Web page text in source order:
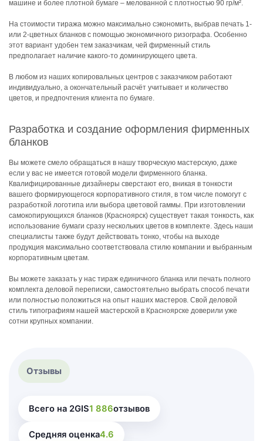
машине и более плотной бумаге – мелованной с плотностью 90 гр/м².
На стоимости тиража можно максимально сэкономить, выбрав печать 1-
или 2-цветных бланков с помощью экономичного ризографа. Особенно
этот вариант удобен тем заказчикам, чей фирменный стиль
предполагает наличие какого-то доминирующего цвета.
В любом из наших копировальных центров с заказчиком работают
индивидуально, а окончательный расчёт учитывает и количество
цветов, и предпочтения клиента по бумаге.
Разработка и создание оформления фирменных
бланков
Вы можете смело обращаться в нашу творческую мастерскую, даже
если у вас не имеется готовой модели фирменного бланка.
Квалифицированные дизайнеры сверстают его, вникая в тонкости
вашего формирующегося корпоративного стиля, в том числе помогут с
разработкой логотипа или выбора цветовой гаммы. При изготовлении
самокопирующихся бланков (Красноярск) существует такая тонкость, как
использование бумаги сразу нескольких цветов в комплекте. Здесь наши
специалисты также будут действовать тонко, чтобы на выходе
продукция максимально соответствовала стилю компании и выбранным
корпоративным цветам.
Вы можете заказать у нас тираж единичного бланка или печать полного
комплекта деловой переписки, самостоятельно выбрать способ печати
или полностью положиться на опыт наших мастеров. Свой деловой
стиль типографиям нашей мастерской в Красноярске доверили уже
сотни крупных компании.
Отзывы
Всего на 2GIS1 886отзывов
Средняя оценка4.6